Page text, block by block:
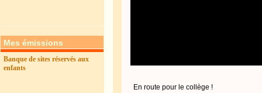
Mes émissions
Banque de sites réservés aux
enfants
En route pour le collège !